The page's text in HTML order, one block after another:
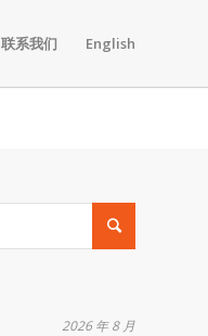
联系我们 English
2026 年 8 月